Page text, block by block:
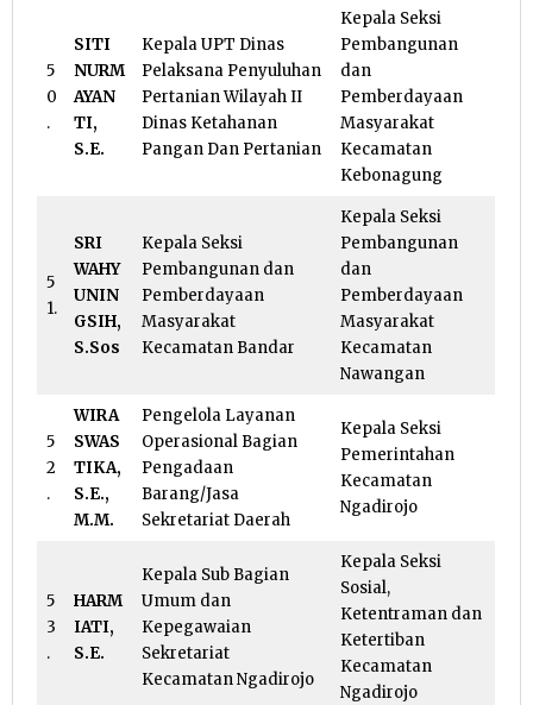
5
0
.
SITI
NURM
AYAN
TI,
S.E.
Kepala UPT Dinas
Pelaksana Penyuluhan
Pertanian Wilayah II
Dinas Ketahanan
Pangan Dan Pertanian
Kepala Seksi
Pembangunan
dan
Pemberdayaan
Masyarakat
Kecamatan
Kebonagung
5
1.
SRI
WAHY
UNIN
GSIH,
S.Sos
Kepala Seksi
Pembangunan dan
Pemberdayaan
Masyarakat
Kecamatan Bandar
Kepala Seksi
Pembangunan
dan
Pemberdayaan
Masyarakat
Kecamatan
Nawangan
5
2
.
WIRA
SWAS
TIKA,
S.E.,
M.M.
Pengelola Layanan
Operasional Bagian
Pengadaan
Barang/Jasa
Sekretariat Daerah
Kepala Seksi
Pemerintahan
Kecamatan
Ngadirojo
5
3
.
HARM
IATI,
S.E.
Kepala Sub Bagian
Umum dan
Kepegawaian
Sekretariat
Kecamatan Ngadirojo
Kepala Seksi
Sosial,
Ketentraman dan
Ketertiban
Kecamatan
Ngadirojo